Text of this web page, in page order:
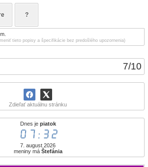
7/10
Zdieľať aktuálnu stránku
Dnes je piatok
07:32
7. august 2026
meniny má Štefánia
?
tieto popisy a špecifikácie bez predošlého upozornenia)